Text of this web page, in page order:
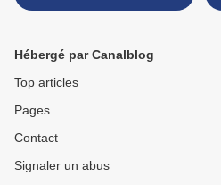
Hébergé par Canalblog
Top articles
Pages
Contact
Signaler un abus